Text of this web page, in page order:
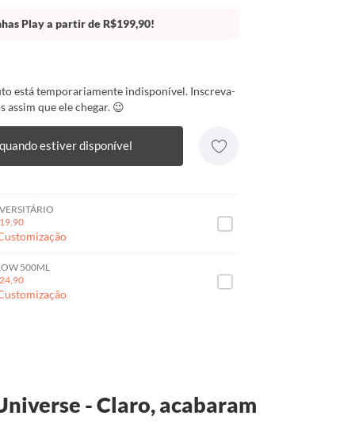
Play a partir de R$199,90!
está temporariamente indisponível. Inscreva-
assim que ele chegar. 😉
estiver disponível
500ML
- Claro, acabaram